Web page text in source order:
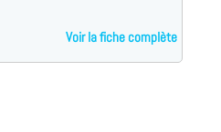
Voir la fiche complète